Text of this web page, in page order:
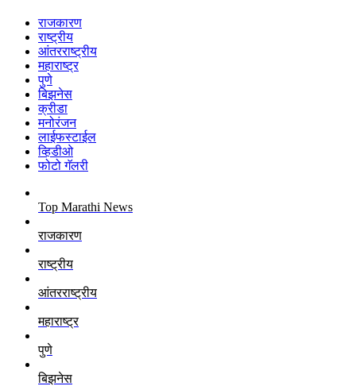
राजकारण
राष्ट्रीय
आंतरराष्ट्रीय
महाराष्ट्र
पुणे
बिझनेस
क्रीडा
मनोरंजन
लाईफस्टाईल
व्हिडीओ
फोटो गॅलरी
Top Marathi News
राजकारण
राष्ट्रीय
आंतरराष्ट्रीय
महाराष्ट्र
पुणे
बिझनेस